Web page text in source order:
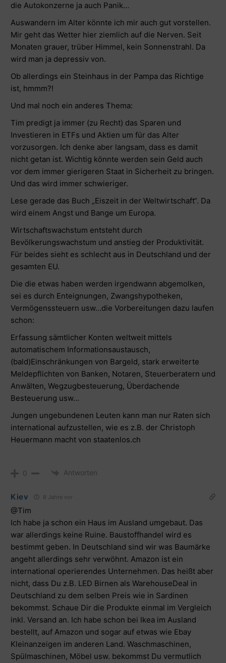
die Autokonzerne ja auch Panik…
Auswandern im Alter könnte ich mir auch gut vorstellen.
Mir geht das Wetter hier ziemlich auf die Nerven. Seit
Monaten grauer, trüber Himmel, kein Sonnenstrahl. Da
wird man ja depressiv von.
Ob allerdings ein Steinhaus in der Pampa das Richtige
ist, hmmm?!
Und mal noch ein anderes Thema:
Tim predigt ja immer (zu Recht) das Sparen und
Investieren in ETFs und Aktien um für das Alter
vorzusorgen. Ich denke aber langsam, dass es damit
nicht getan ist. Wichtig könnte werden sein Geld auch
vor dem immer gierigeren Staat in Sicherheit zu bringen.
Und das wird immer schwieriger.
Lese gerade das Buch „Eiszeit in der Weltwirtschaft“. Da
wird einem Angst und Bange um Europa.
Wirtschaftswachstum entsteht durch
Bevölkerungswachstum und anstieg der Produktivität.
Für beides sieht es schlecht aus in Deutschland und der
gesamten EU.
Die die etwas haben werden irgendwann abgemolken,
sei es durch Enteignungen, Zwangshypotheken,
Vermögenssteuern usw…die Vorbereitungen dazu laufen
schon:
Erfassung sämtlicher Konten weltweit mittels
automatischem Informationsaustausch,
(bald)Einschränkungen von Bargeld, stark erweiterte
Meldepflichten von Banken, Notaren, Steuerberatern und
Anwälten, Wegzugbesteuerung, Überdachende
Besteuerung usw…
Jungen ungebundenen Leuten kann man nur Raten sich
international aufzustellen, wie es z.B. der Christoph
Heuermann macht von staatenlos.ch
0 Antworten
Kiev 8 Jahre vor
@Tim
Ich habe ja schon ein Haus im Ausland umgebaut. Das
war allerdings keine Ruine. Baustoffhandel wird es
bestimmt geben. In Deutschland sind wir was Baumärke
angeht allerdings sehr verwöhnt. Amazon ist ein
international operierendes Unternehmen. Das heißt aber
nicht, dass Du z.B. LED Birnen als WarehouseDeal in
Deutschland zu dem selben Preis wie in Sardinen
bekommst. Schaue Dir die Produkte einmal im Vergleich
inkl. Versand an. Ich habe schon bei Ikea im Ausland
bestellt, auf Amazon und sogar auf etwas wie Ebay
Kleinanzeigen im anderen Land. Waschmaschinen,
Spülmaschinen, Möbel usw. bekommst Du vermutlich